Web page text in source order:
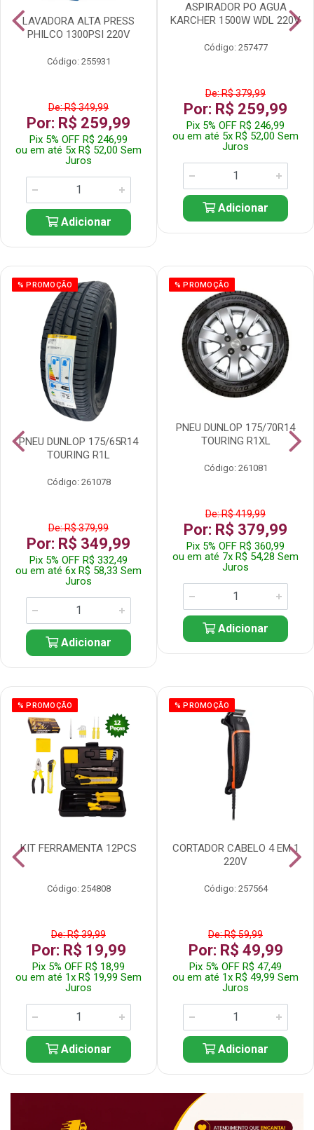
LAVADORA ALTA PRESS
PHILCO 1300PSI 220V
Código: 255931
De: R$ 349,99
Por: R$ 259,99
Pix 5% OFF R$ 246,99
ou em até 5x R$ 52,00 Sem
Juros
Adicionar
ASPIRADOR PO AGUA
KARCHER 1500W WDL 220V
Código: 257477
De: R$ 379,99
Por: R$ 259,99
Pix 5% OFF R$ 246,99
ou em até 5x R$ 52,00 Sem
Juros
Adicionar
% PROMOÇÃO
PNEU DUNLOP 175/65R14
TOURING R1L
Código: 261078
De: R$ 379,99
Por: R$ 349,99
Pix 5% OFF R$ 332,49
ou em até 6x R$ 58,33 Sem
Juros
Adicionar
% PROMOÇÃO
PNEU DUNLOP 175/70R14
TOURING R1XL
Código: 261081
De: R$ 419,99
Por: R$ 379,99
Pix 5% OFF R$ 360,99
ou em até 7x R$ 54,28 Sem
Juros
Adicionar
% PROMOÇÃO
KIT FERRAMENTA 12PCS
Código: 254808
De: R$ 39,99
Por: R$ 19,99
Pix 5% OFF R$ 18,99
ou em até 1x R$ 19,99 Sem
Juros
Adicionar
% PROMOÇÃO
CORTADOR CABELO 4 EM 1
220V
Código: 257564
De: R$ 59,99
Por: R$ 49,99
Pix 5% OFF R$ 47,49
ou em até 1x R$ 49,99 Sem
Juros
Adicionar